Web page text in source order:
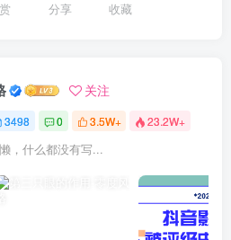
分享 收藏
关注
3498 0 3.5W+ 23.2W+
，什么都没有写...